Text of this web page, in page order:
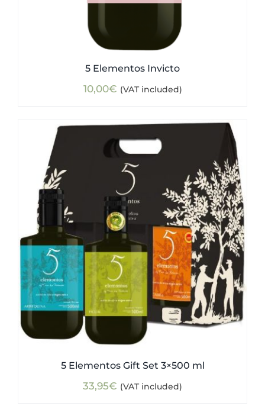
5 Elementos Invicto
10,00€ (VAT included)
5 Elementos Gift Set 3×500 ml
33,95€ (VAT included)